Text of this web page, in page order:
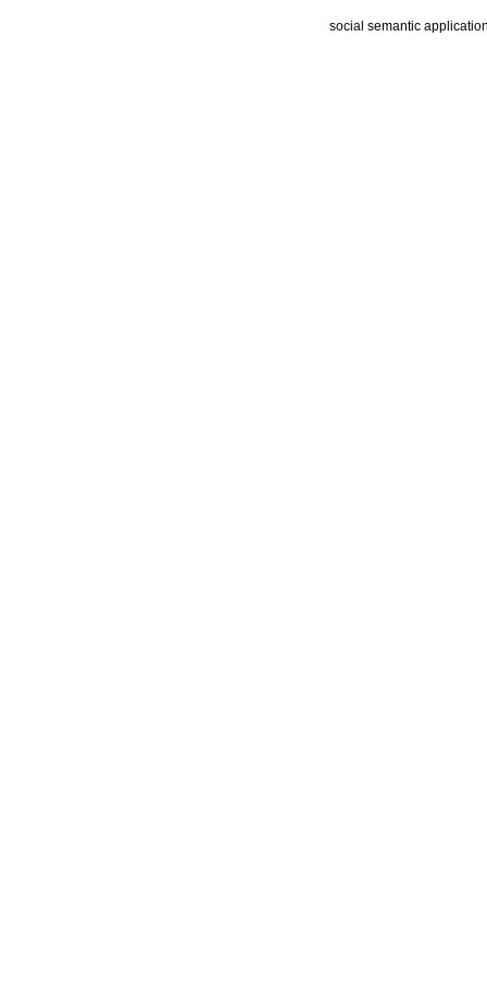
social semantic